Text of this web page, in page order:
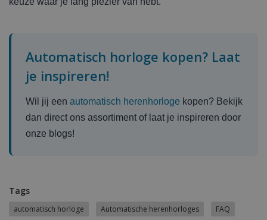
Automatisch horloge kopen? Laat
je inspireren!
Wil jij een automatisch herenhorloge kopen? Bekijk
dan direct ons assortiment of laat je inspireren door
onze blogs!
Tags
automatisch horloge Automatische herenhorloges
FAQ